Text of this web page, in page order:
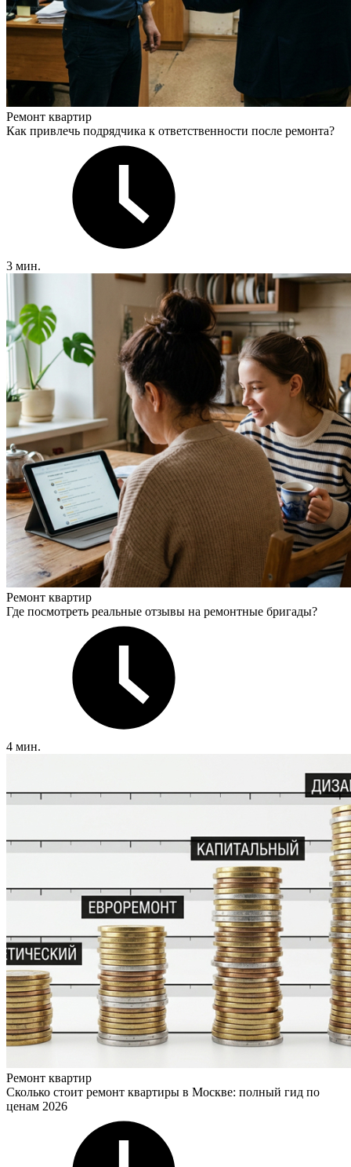
Ремонт квартир
Как привлечь подрядчика к ответственности после ремонта?
3 мин.
Ремонт квартир
Где посмотреть реальные отзывы на ремонтные бригады?
4 мин.
Ремонт квартир
Сколько стоит ремонт квартиры в Москве: полный гид по
ценам 2026